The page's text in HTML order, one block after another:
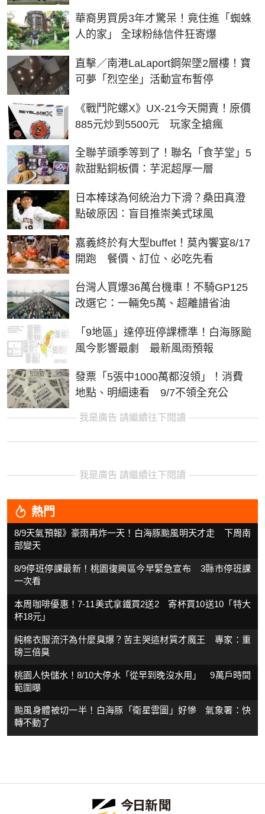
華裔男買房3年才驚呆！竟住進「蜘蛛
人的家」 全球粉絲信件狂寄爆
直擊／南港LaLaport鋼架墜2層樓！寶
可夢「烈空坐」活動宣布暫停
《戰鬥陀螺X》UX-21今天開賣！原價
885元炒到5500元 玩家全搶瘋
全聯芋頭季等到了！聯名「食芋堂」5
款甜點銅板價：芋泥超厚一層
日本棒球為何統治力下滑？桑田真澄
點破原因：盲目推崇美式球風
嘉義終於有大型buffet！莫內饗宴8/17
開跑 餐價、訂位、必吃先看
台灣人買爆36萬台機車！不騎GP125
改選它：一輛免5萬、超離譜省油
「9地區」達停班停課標準！白海豚颱
風今影響最劇 最新風雨預報
發票「5張中1000萬都沒領」！消費
地點、明細速看 9/7不領全充公
我是廣告 請繼續往下閱讀
我是廣告 請繼續往下閱讀
熱門
8/9天氣預報》豪雨再炸一天！白海豚颱風明天才走 下周南
部變天
8/9停班停課最新！桃園復興區今早緊急宣布 3縣市停班課
一次看
本周咖啡優惠！7-11美式拿鐵買2送2 寄杯買10送10「特大
杯18元」
純棉衣服流汗為什麼臭爆？苦主哭這材質才魔王 專家：重
磅三倍臭
桃園人快儲水！8/10大停水「從早到晚沒水用」 9萬戶時間
範圍曝
颱風身體被切一半！白海豚「衛星雲圖」好慘 氣象署：快
轉不動了